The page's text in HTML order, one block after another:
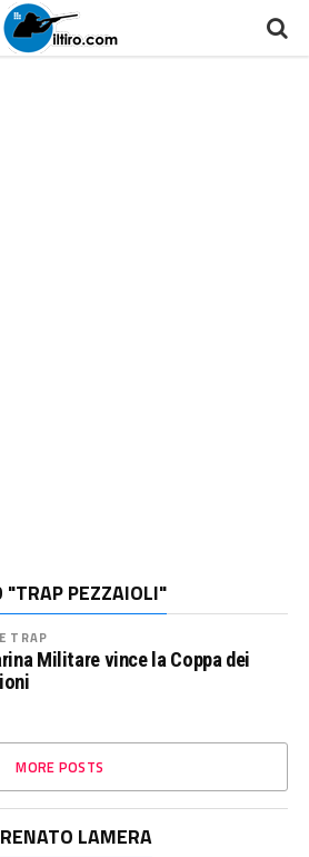
"TRAP PEZZAIOLI"
TRAP
Militare vince la Coppa dei
MORE POSTS
LAMERA